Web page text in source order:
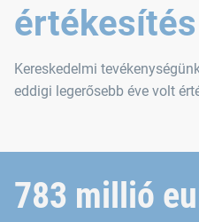
Kereskedelmi
eddigi legerősebb éve volt
783 millió